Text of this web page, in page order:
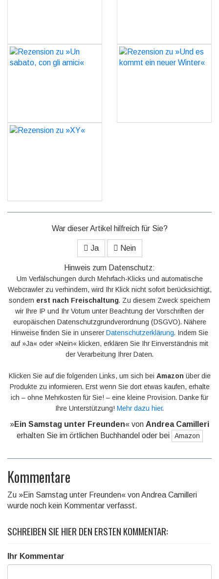
Rezension zu »Un
sabato, con gli amici«
Rezension zu »Und es
kommt ein neuer Winter«
Rezension zu »XY«
War dieser Artikel hilfreich für Sie?
Ja Nein
Hinweis zum Datenschutz:
Um Verfälschungen durch Mehrfach-Klicks und automatische
Webcrawler zu verhindern, wird Ihr Klick nicht sofort berücksichtigt,
sondern erst nach Freischaltung. Zu diesem Zweck speichern
wir Ihre IP und Ihr Votum unter Beachtung der Vorschriften der
europäischen Datenschutzgrundverordnung (DSGVO). Nähere
Hinweise finden Sie in unsererDatenschutzerklärung. Indem Sie
auf »Ja« oder »Nein« klicken, erklären Sie Ihr Einverständnis mit
der Verarbeitung Ihrer Daten.
Klicken Sie auf die folgenden Links, um sich bei Amazon über die
Produkte zu informieren. Erst wenn Sie dort etwas kaufen, erhalte
ich – ohne Mehrkosten für Sie! – eine kleine Provision. Danke für
Ihre Unterstützung! Mehr dazu hier.
»Ein Samstag unter Freunden« von Andrea Camilleri
erhalten Sie im örtlichen Buchhandel oder bei
Amazon
Kommentare
Zu »Ein Samstag unter Freunden« von Andrea Camilleri
wurde noch kein Kommentar verfasst.
SCHREIBEN SIE HIER DEN ERSTEN KOMMENTAR:
Ihr Kommentar